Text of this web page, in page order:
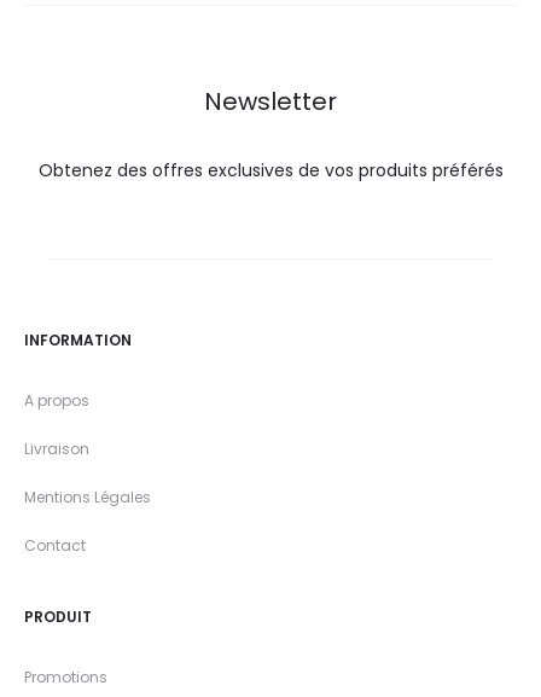
Newsletter
Obtenez des offres exclusives de vos produits préférés
INFORMATION
A propos
Livraison
Mentions Légales
Contact
PRODUIT
Promotions